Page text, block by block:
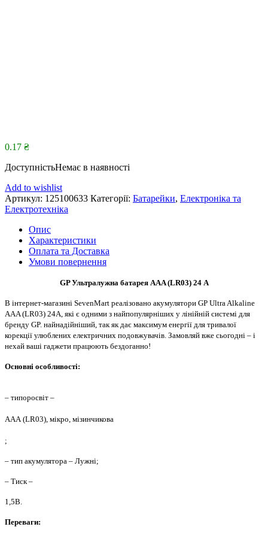
0.17 ₴
ДоступністьНемає в наявності
Add to wishlist
Артикул: 125100633 Категорії: Батарейки, Електроніка та
Електротехніка
Опис
Характеристики
Оплата та Доставка
Умови повернення
GP Ультралужна батарея AAA (LR03) 24 А
В інтернет-магазині SevenMart реалізовано акумулятори GP Ultra Alkaline
AAA (LR03) 24A, які є одними з найпопулярніших у лінійній системі для
бренду GP. найнадійніший, так як дає максимум енергії для тривалої
корекції улюблених електричних подовжувачів. Замовляй вже сьогодні – і
нехай ваші гаджети працюють бездоганно!
Основні особливості:
– типоросвіт –
ААА (LR03), мікро, мізинчикова
;
– тип акумулятора – Лужні;
– Тиск –
1,5В.
Переваги: